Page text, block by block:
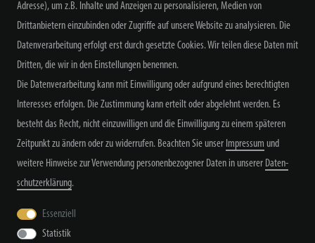
Alle Preisangaben inkl. MwSt. zzgl. Versand
Widerrufs­recht
Adresse), um z.B. Inhalte und Anzeigen zu personalisieren, Medien von
Drittanbietern einzubinden oder Zugriffe auf unsere Website zu analysieren. Die
Datenverarbeitung erfolgt erst durch gesetzte Cookies. Wir teilen diese Daten mit
Dritten, die wir in den Einstellungen benennen.
Die Datenverarbeitung kann mit Einwilligung oder aufgrund eines berechtigten
Interesses erfolgen. Die Zustimmung kann erteilt oder abgelehnt werden. Es
besteht das Recht, nicht einzuwilligen und die Einwilligung zu einem späteren
Zeitpunkt zu ändern oder zu widerrufen. Beachten Sie unser Impressum und
weitere Hinweise zur Verwendung personenbezogener Daten in unserer Daten­
schutz­erklärung.
Essenziell
Statistik